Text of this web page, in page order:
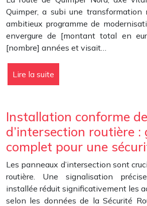
Quimper, a subi une transformation
ambitieux programme de
envergure de [montant total en
[nombre] années et visait…
Lire la suite
Installation conforme
d’intersection routière :
complet pour une
Les panneaux d’intersection sont
routière. Une signalisation
installée réduit significativement les
selon les données de la Sécurité